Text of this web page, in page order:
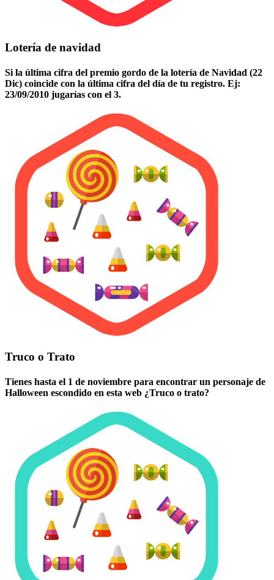
Lotería de navidad
Si la última cifra del premio gordo de la lotería de Navidad (22
Dic) coincide con la última cifra del día de tu registro. Ej:
23/09/2010 jugarías con el 3.
Truco o Trato
Tienes hasta el 1 de noviembre para encontrar un personaje de
Halloween escondido en esta web ¿Truco o trato?